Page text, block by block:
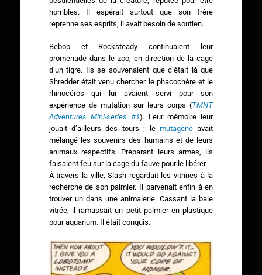
horribles. Il espérait surtout que son frère
reprenne ses esprits, il avait besoin de soutien.
Bebop et Rocksteady continuaient leur
promenade dans le zoo, en direction de la cage
d’un tigre. Ils se souvenaient que c’était là que
Shredder était venu chercher le phacochère et le
rhinocéros qui lui avaient servi pour son
expérience de mutation sur leurs corps (TMNT
Adventures Mini-series #1). Leur mémoire leur
jouait d’ailleurs des tours ; le mutagène avait
mélangé les souvenirs des humains et de leurs
animaux respectifs. Préparant leurs armes, ils
faisaient feu sur la cage du fauve pour le libérer.
À travers la ville, Slash regardait les vitrines à la
recherche de son palmier. Il parvenait enfin à en
trouver un dans une animalerie. Cassant la baie
vitrée, il ramassait un petit palmier en plastique
pour aquarium. Il était conquis.